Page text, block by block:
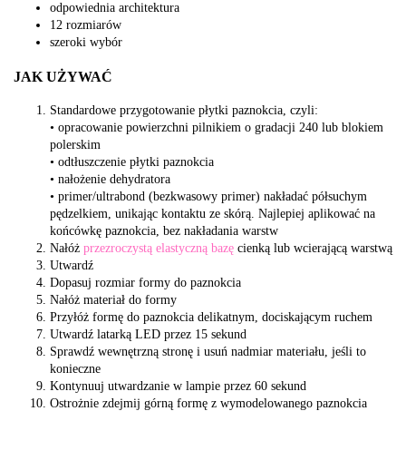
odpowiednia architektura
12 rozmiarów
szeroki wybór
JAK UŻYWAĆ
Standardowe przygotowanie płytki paznokcia, czyli:
• opracowanie powierzchni pilnikiem o gradacji 240 lub blokiem
polerskim
• odtłuszczenie płytki paznokcia
• nałożenie dehydratora
• primer/ultrabond (bezkwasowy primer) nakładać półsuchym
pędzelkiem, unikając kontaktu ze skórą. Najlepiej aplikować na
końcówkę paznokcia, bez nakładania warstw
Nałóż przezroczystą elastyczną bazę cienką lub wcierającą warstwą
Utwardź
Dopasuj rozmiar formy do paznokcia
Nałóż materiał do formy
Przyłóż formę do paznokcia delikatnym, dociskającym ruchem
Utwardź latarką LED przez 15 sekund
Sprawdź wewnętrzną stronę i usuń nadmiar materiału, jeśli to
konieczne
Kontynuuj utwardzanie w lampie przez 60 sekund
Ostrożnie zdejmij górną formę z wymodelowanego paznokcia